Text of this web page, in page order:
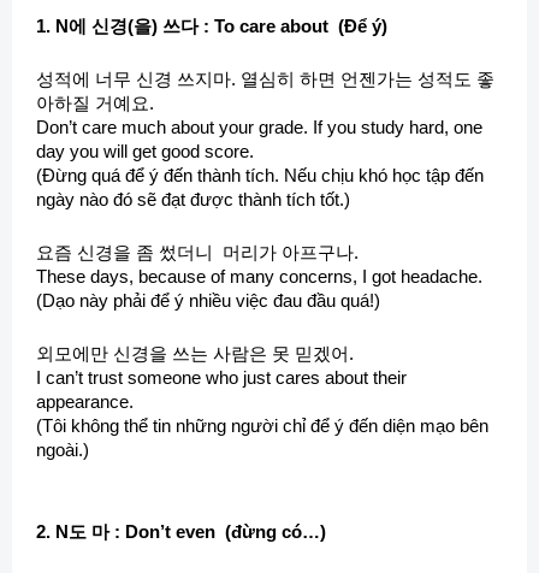
1. N에 신경(을) 쓰다 : To care about (Để ý)
성적에 너무 신경 쓰지마. 열심히 하면 언젠가는 성적도 좋
아하질 거예요.
Don’t care much about your grade. If you study hard, one
day you will get good score.
(Đừng quá để ý đến thành tích. Nếu chịu khó học tập đến
ngày nào đó sẽ đạt được thành tích tốt.)
요즘 신경을 좀 썼더니 머리가 아프구나.
These days, because of many concerns, I got headache.
(Dạo này phải để ý nhiều việc đau đầu quá!)
외모에만 신경을 쓰는 사람은 못 믿겠어.
I can’t trust someone who just cares about their
appearance.
(Tôi không thể tin những người chỉ để ý đến diện mạo bên
ngoài.)
2. N도 마 : Don’t even (đừng có…)